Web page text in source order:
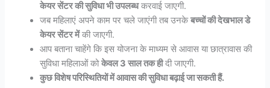
केयर सेंटर की सुविधा भी उपलब्धकरवाई जाएगी.
जब महिलाएं अपने काम पर चले जाएंगी तब उनकेबच्चों की देखभाल डे
केयर सेंटर मेंकी जाएगी.
आप बताना चाहेंगे कि इस योजना के माध्यम से आवास या छात्रावास की
सुविधा महिलाओं कोकेवल 3 साल तक हीदी जाएगी.
कुछ विशेष परिस्थितियों में आवास की सुविधा बढ़ाई जा सकती हैं.